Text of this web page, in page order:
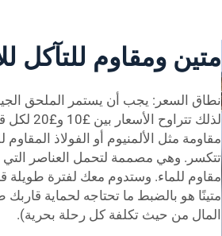
متين ومقاوم للتآكل
نطاق السعر: يجب أن يستمر الملحق
لذلك
مقاومة مثل الألمنيوم أو الفولاذ المقاوم
تتكسر. وهي مصممة لتحمل العناصر التي
مقاوم للماء. وستدوم معك لفترة طويلة
متينًا هو بالضبط ما تحتاجه لحماية
المال من حيث تكلفة كل رحلة بحرية).